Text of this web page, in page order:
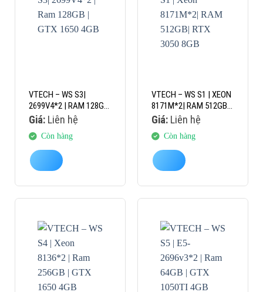
VTECH – WS S3|
2699V4*2 | RAM 128GB
| GTX 1650 4GB
Giá:Liên hệ
Còn hàng
VTECH – WS S1 | XEON
8171M*2| RAM 512GB|
RTX 3050 8GB
Giá:Liên hệ
Còn hàng